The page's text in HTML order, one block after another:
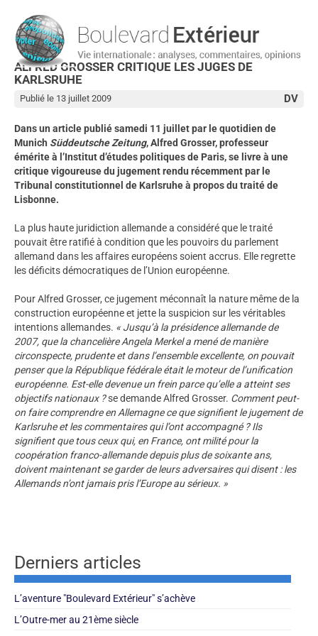
ALFRED GROSSER CRITIQUE LES JUGES DE
KARLSRUHE
DV
Publié le 13 juillet 2009
Dans un article publié samedi 11 juillet par le quotidien de
Munich Süddeutsche Zeitung, Alfred Grosser, professeur
émérite à l’Institut d’études politiques de Paris, se livre à une
critique vigoureuse du jugement rendu récemment par le
Tribunal constitutionnel de Karlsruhe à propos du traité de
Lisbonne.
La plus haute juridiction allemande a considéré que le traité
pouvait être ratifié à condition que les pouvoirs du parlement
allemand dans les affaires européens soient accrus. Elle regrette
les déficits démocratiques de l’Union européenne.
Pour Alfred Grosser, ce jugement méconnaît la nature même de la
construction européenne et jette la suspicion sur les véritables
intentions allemandes. « Jusqu’à la présidence allemande de
2007, que la chancelière Angela Merkel a mené de manière
circonspecte, prudente et dans l’ensemble excellente, on pouvait
penser que la République fédérale était le moteur de l’unification
européenne. Est-elle devenue un frein parce qu’elle a atteint ses
objectifs nationaux ?se demande Alfred Grosser. Comment peut-
on faire comprendre en Allemagne ce que signifient le jugement de
Karlsruhe et les commentaires qui l’ont accompagné ? Ils
signifient que tous ceux qui, en France, ont milité pour la
coopération franco-allemande depuis plus de soixante ans,
doivent maintenant se garder de leurs adversaires qui disent : les
Allemands n’ont jamais pris l’Europe au sérieux. »
Derniers articles
L’aventure "Boulevard Extérieur" s’achève
L’Outre-mer au 21ème siècle